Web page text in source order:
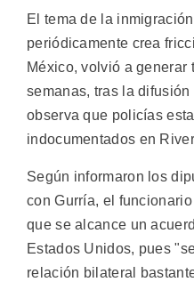
El tema de la
periódicamente crea
México, volvió a
semanas, tras la
observa que policías
indocumentados en
Según informaron los
con Gurría, el
que se alcance un
Estados Unidos, pues
relación bilateral